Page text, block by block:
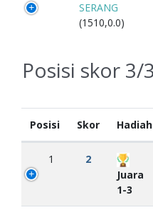
SERANG
(1510,0.0)
Posisi skor 3/
Posisi Skor Hadiah
1
2
Juara
1-3